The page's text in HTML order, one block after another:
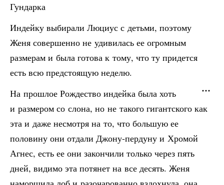
Гундарка
Индейку выбирали Люциус с детьми, поэтому
Женя совершенно не удивилась ее огромным
размерам и была готова к тому, что ту придется
есть всю предстоящую неделю.
На прошлое Рождество индейка была хоть
и размером со слона, но не такого гигантского как
эта и даже несмотря на то, что большую ее
половину они отдали Джону-пердуну и Хромой
Агнес, есть ее они закончили только через пять
дней, видимо эта потянет на все десять. Женя